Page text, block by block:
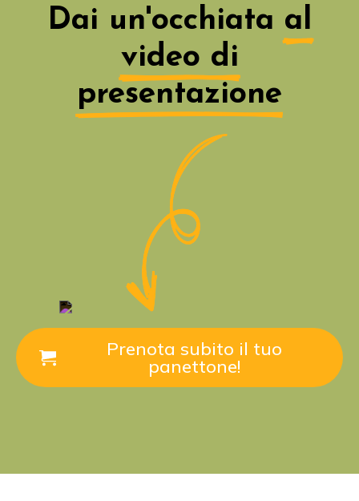
Dai un'occhiata al
video di
presentazione
Prenota subito il tuo
panettone!